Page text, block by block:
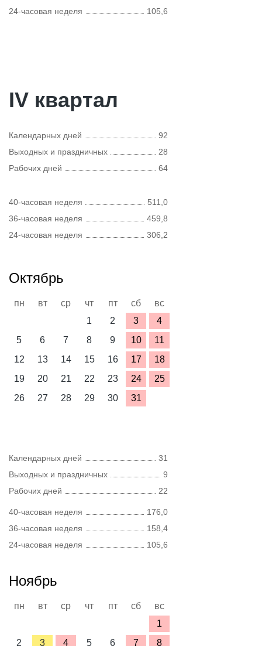
24-часовая неделя
105,6
IV квартал
Календарных дней
92
Выходных и праздничных
28
Рабочих дней
64
40-часовая неделя
511,0
36-часовая неделя
459,8
24-часовая неделя
306,2
Октябрь
пн вт ср чт пт сб
вс
1
2 3
4
5
6 7 8 9 10
11
12
13 14 15 16 17
18
19
20 21 22 23 24
25
26
27 28 29 30 31
Календарных дней
31
Выходных и праздничных
9
Рабочих дней
22
40-часовая неделя
176,0
36-часовая неделя
158,4
24-часовая неделя
105,6
Ноябрь
пн вт ср чт пт сб
вс
1
2
3 4 5 6 7 8